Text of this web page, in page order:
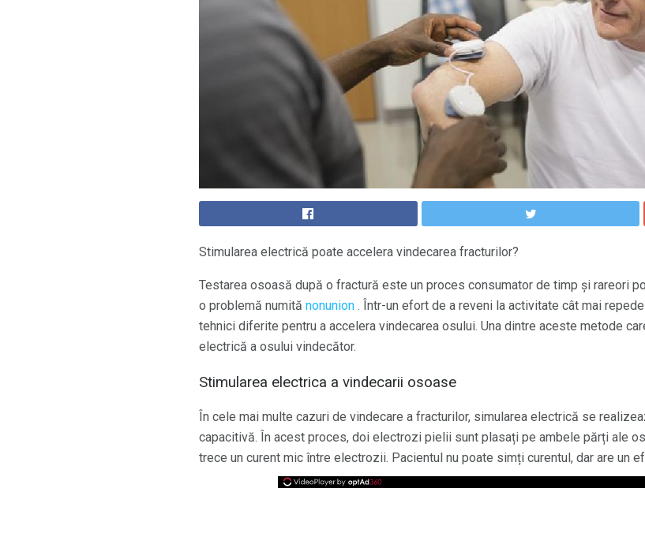
Stimularea electrică poate accelera vindecarea fracturilor?
Testarea osoasă după o fractură este un proces consumator de timp și rareori
o problemă numită nonunion . Într-un efort de a reveni la activitate cât mai
tehnici diferite pentru a accelera vindecarea osului. Una dintre aceste metode
electrică a osului vindecător.
Stimularea electrica a vindecarii osoase
În cele mai multe cazuri de vindecare a fracturilor, simularea electrică se
capacitivă. În acest proces, doi electrozi pielii sunt plasați pe ambele părți ale
trece un curent mic între electrozii. Pacientul nu poate simți curentul, dar are un